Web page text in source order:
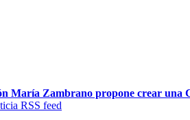
María Zambrano propone crear una